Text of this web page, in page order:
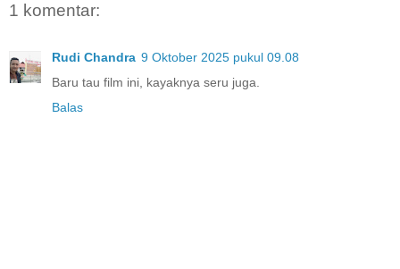
1 komentar:
Rudi Chandra 9 Oktober 2025 pukul 09.08
Baru tau film ini, kayaknya seru juga.
Balas